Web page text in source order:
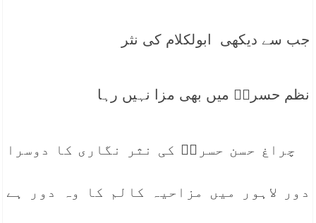
جب سے دیکھی ابولکلام کی نثر
نظم حسرتؔ میں بھی مزا نہیں رہا
چراغ حسن حسرتؔ کی نثر نگاری کا دوسرا
دور لاہور میں مزاحیہ کالم کا وہ دور ہے